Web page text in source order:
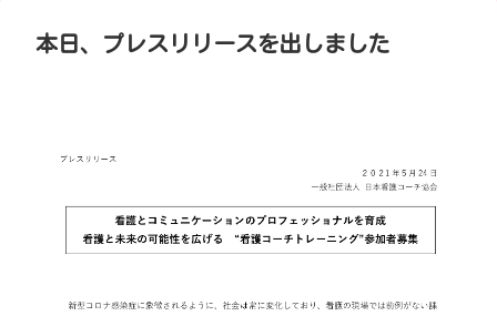
本日、プレスリリースを出しました